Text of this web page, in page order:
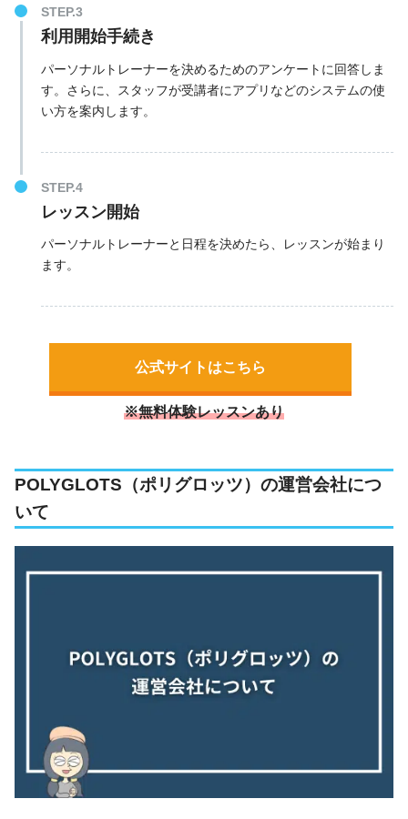
利用開始手続き
パーソナルトレーナーを決めるためのアンケートに回答しま
す。さらに、スタッフが受講者にアプリなどのシステムの使
い方を案内します。
レッスン開始
パーソナルトレーナーと日程を決めたら、レッスンが始まり
ます。
公式サイトはこちら
※無料体験レッスンあり
POLYGLOTS（ポリグロッツ）の運営会社につ
いて